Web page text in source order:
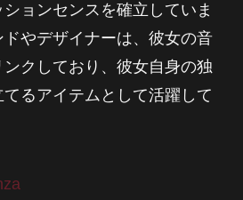
ョンセンスを確立していま
やデザイナーは、彼女の音
クしており、彼女自身の独
るアイテムとして活躍して